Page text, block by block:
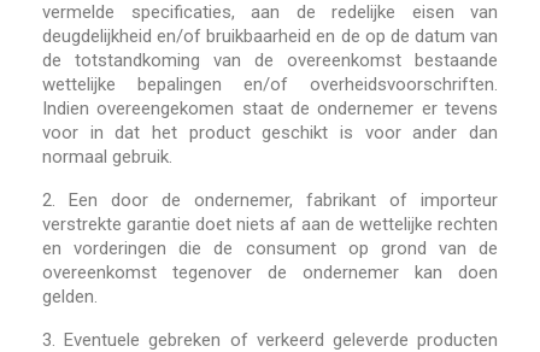
vermelde specificaties, aan de redelijke eisen van
deugdelijkheid en/of bruikbaarheid en de op de datum van
de totstandkoming van de overeenkomst bestaande
wettelijke bepalingen en/of overheidsvoorschriften.
Indien overeengekomen staat de ondernemer er tevens
voor in dat het product geschikt is voor ander dan
normaal gebruik.
2.
Een door de ondernemer, fabrikant of importeur
verstrekte garantie doet niets af aan de wettelijke rechten
en vorderingen die de consument op grond van de
overeenkomst tegenover de ondernemer kan doen
gelden.
3. Eventuele gebreken of verkeerd geleverde producten